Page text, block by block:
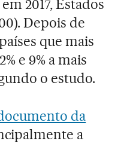
2017, Estados
Depois de
que mais
e 9% a mais
o estudo.
da
a